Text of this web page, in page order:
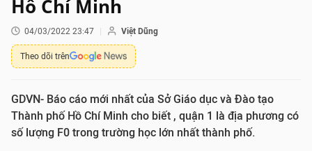
Hồ Chí Minh
04/03/2022 23:47 Việt Dũng
Theo dõi trên
GDVN- Báo cáo mới nhất của Sở Giáo dục và Đào tạo
Thành phố Hồ Chí Minh cho biết , quận 1 là địa phương có
số lượng F0 trong trường học lớn nhất thành phố.